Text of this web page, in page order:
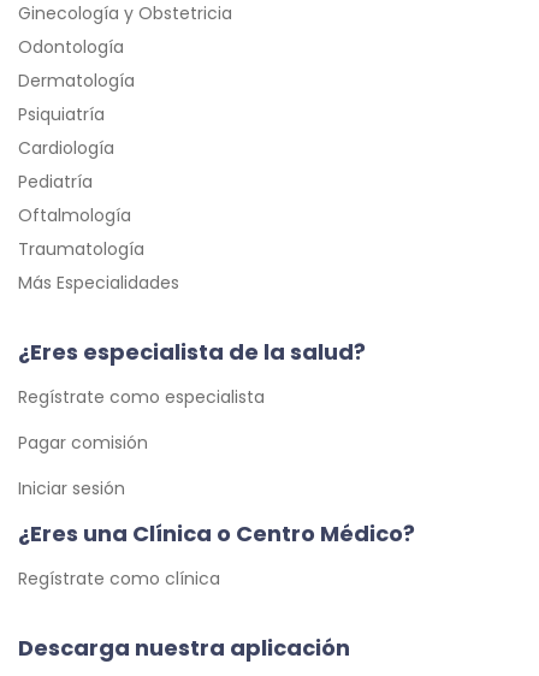
Ginecología y Obstetricia
Odontología
Dermatología
Psiquiatría
Cardiología
Pediatría
Oftalmología
Traumatología
Más Especialidades
¿Eres especialista de la salud?
Regístrate como especialista
Pagar comisión
Iniciar sesión
¿Eres una Clínica o Centro Médico?
Regístrate como clínica
Descarga nuestra aplicación